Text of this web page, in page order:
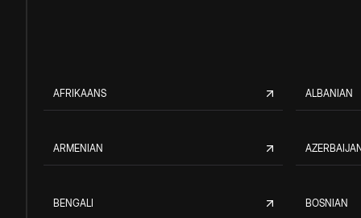
AFRIKAANS ALBANIAN
ARMENIAN
BENGALI BOSNIAN